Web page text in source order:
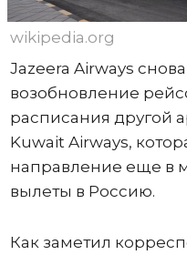
wikipedia.org
Jazeera Airways
возобновление
расписания другой
Kuwait Airways,
направление еще в
вылеты в Россию.
Как заметил